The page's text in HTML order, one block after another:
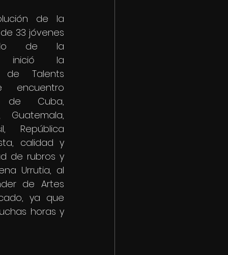
de la
33 jóvenes
de la
inició la
de Talents
encuentro
de Cuba,
Guatemala,
República
calidad y
de rubros y
Urrutia, al
de Artes
ya que
horas y